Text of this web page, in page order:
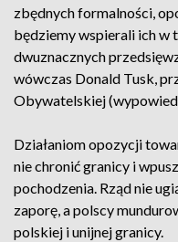
zbędnych formalności,
będziemy wspierali ich w
dwuznacznych
wówczas Donald Tusk,
Obywatelskiej
Działaniom opozycji
nie chronić granicy i
pochodzenia. Rząd nie
zaporę, a polscy
polskiej i unijnej granicy.